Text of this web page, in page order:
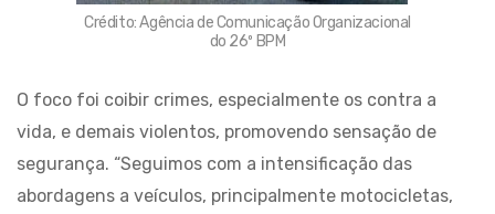
Crédito: Agência de Comunicação Organizacional
do 26º BPM
O foco foi coibir crimes, especialmente os contra a
vida, e demais violentos, promovendo sensação de
segurança. “Seguimos com a intensificação das
abordagens a veículos, principalmente motocicletas,